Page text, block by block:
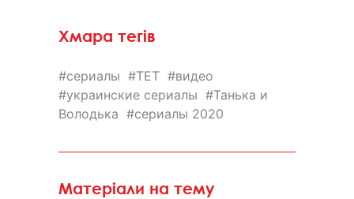
Хмара тегів
сериалы ТЕТ
видео
украинские сериалы
Танька и
Володька
сериалы 2020
Матеріали на тему